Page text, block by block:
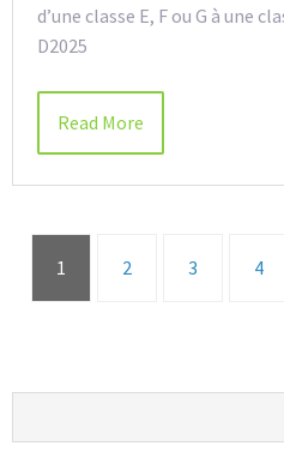
d’une classe E, F ou G à une
D2025
Read More
1 2 3 4